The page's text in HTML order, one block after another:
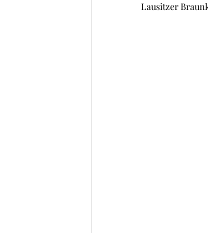
Lausitzer